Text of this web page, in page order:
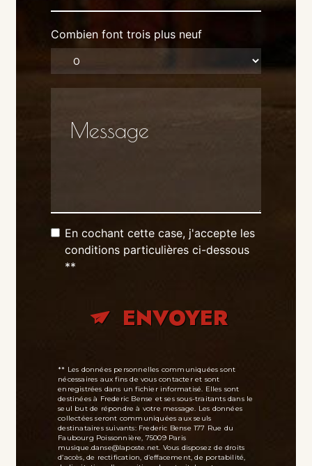
Combien font trois plus neuf
En cochant cette case, j'accepte les
conditions particulières ci-dessous
**
ENVOYER
** Les données personnelles communiquées sont
nécessaires aux fins de vous contacter et sont
enregistrées dans un fichier informatisé. Elles sont
destinées à Frederic Bense et ses sous-traitants dans le
seul but de répondre à votre message. Les données
collectées seront communiquées aux seuls
destinataires suivants: Frederic Bense 177 Rue du
Faubourg Poissonnière, 75009 Paris
musique.danse@laposte.net. Vous disposez de droits
d’accès, de rectification, d’effacement, de portabilité,